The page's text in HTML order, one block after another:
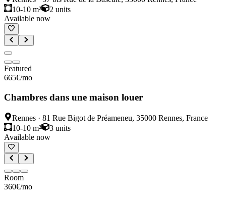
10-10 m²
2 units
Available now
Featured
665€/mo
Chambres dans une maison louer
Rennes · 81 Rue Bigot de Préameneu, 35000 Rennes, France
10-10 m²
3 units
Available now
Room
360€/mo